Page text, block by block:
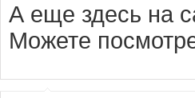
А еще здесь на
Можете